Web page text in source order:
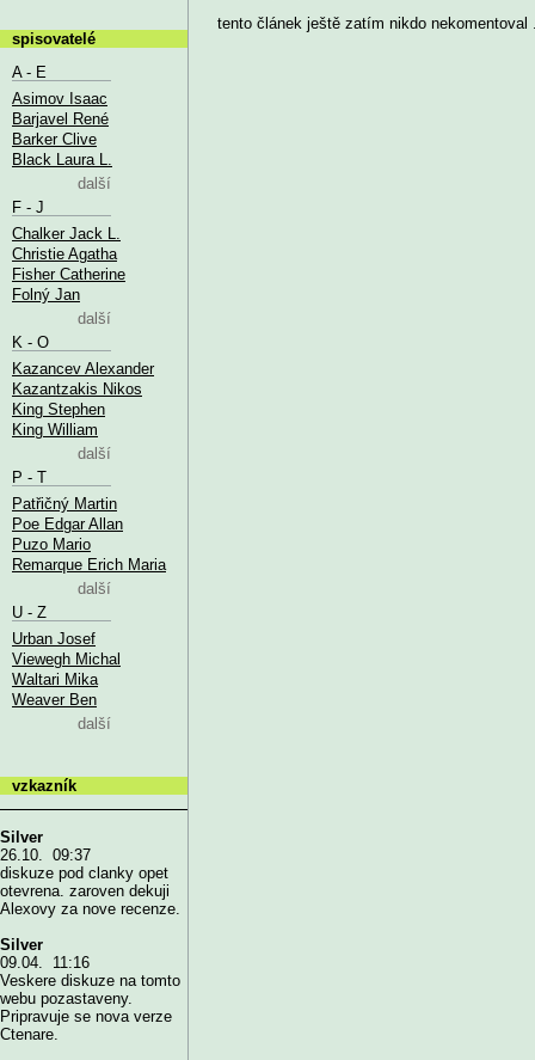
tento článek ještě zatím nikdo nekomentoval
spisovatelé
A - E
Asimov Isaac
Barjavel René
Barker Clive
Black Laura L.
další
F - J
Chalker Jack L.
Christie Agatha
Fisher Catherine
Folný Jan
další
K - O
Kazancev Alexander
Kazantzakis Nikos
King Stephen
King William
další
P - T
Patřičný Martin
Poe Edgar Allan
Puzo Mario
Remarque Erich Maria
další
U - Z
Urban Josef
Viewegh Michal
Waltari Mika
Weaver Ben
další
vzkazník
Silver
26.10. 09:37
diskuze pod clanky opet
otevrena. zaroven dekuji
Alexovy za nove recenze.
Silver
09.04. 11:16
Veskere diskuze na tomto
webu pozastaveny.
Pripravuje se nova verze
Ctenare.